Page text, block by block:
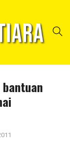
bantuan